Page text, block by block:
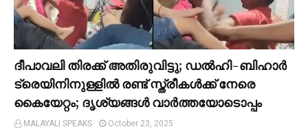
ദീപാവലി തിരക്ക് അതിരുവിട്ടു; ഡല്‍ഹി-ബിഹാര്‍
ട്രെയിനിനുള്ളില്‍ രണ്ട് സ്ത്രീകള്‍ക്ക് നേരെ
കൈയേറ്റം; ദൃശ്യങ്ങള്‍ വാർത്തയോടൊപ്പം
MALAYALI SPEAKS
October 23, 2025